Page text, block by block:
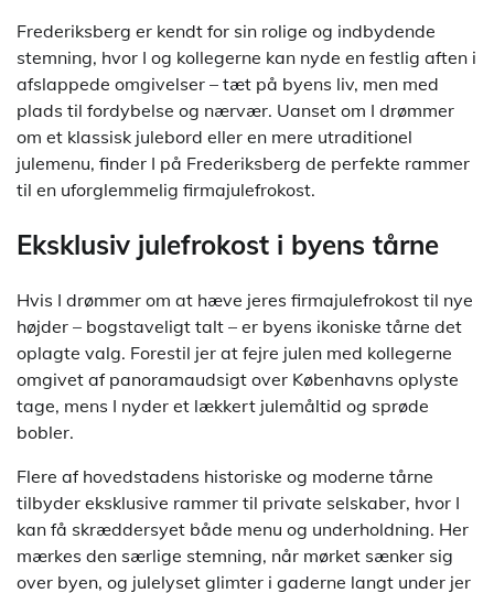
Frederiksberg er kendt for sin rolige og indbydende
stemning, hvor I og kollegerne kan nyde en festlig aften i
afslappede omgivelser – tæt på byens liv, men med
plads til fordybelse og nærvær. Uanset om I drømmer
om et klassisk julebord eller en mere utraditionel
julemenu, finder I på Frederiksberg de perfekte rammer
til en uforglemmelig firmajulefrokost.
Eksklusiv julefrokost i byens tårne
Hvis I drømmer om at hæve jeres firmajulefrokost til nye
højder – bogstaveligt talt – er byens ikoniske tårne det
oplagte valg. Forestil jer at fejre julen med kollegerne
omgivet af panoramaudsigt over Københavns oplyste
tage, mens I nyder et lækkert julemåltid og sprøde
bobler.
Flere af hovedstadens historiske og moderne tårne
tilbyder eksklusive rammer til private selskaber, hvor I
kan få skræddersyet både menu og underholdning. Her
mærkes den særlige stemning, når mørket sænker sig
over byen, og julelyset glimter i gaderne langt under jer